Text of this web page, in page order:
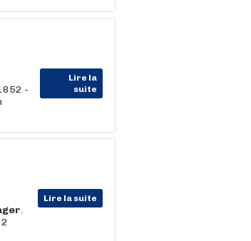
Lire la
suite
-
Lire la suite
.